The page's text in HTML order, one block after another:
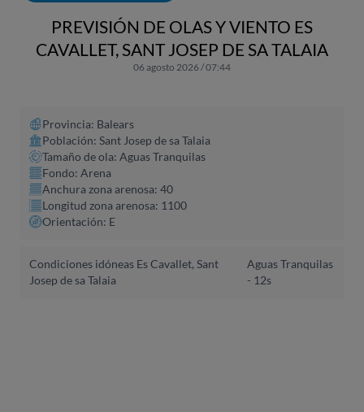
PREVISIÓN DE OLAS Y VIENTO ES
CAVALLET, SANT JOSEP DE SA TALAIA
06 agosto 2026 / 07:44
Provincia: Balears
Población: Sant Josep de sa Talaia
Tamaño de ola: Aguas Tranquilas
Fondo: Arena
Anchura zona arenosa: 40
Longitud zona arenosa: 1100
Orientación: E
Condiciones idóneas Es Cavallet, Sant
Josep de sa Talaia
Aguas Tranquilas
- 12s